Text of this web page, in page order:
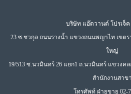
บริษัท แอ๊ดวานด์ โปรเจ็ค
23 ซ.ชวกุล ถนนรางน้ำ แขวงถนนพญาไท เขตร
ใหญ่
19/513 ซ.นวมินทร์ 26 แยก1 ถ.นวมินทร์ แขวงคล
สำนักงานสาขา
โทรศัพท์ ฝ่ายขาย 02-